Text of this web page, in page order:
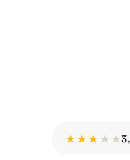
★ ★ ★★ ★